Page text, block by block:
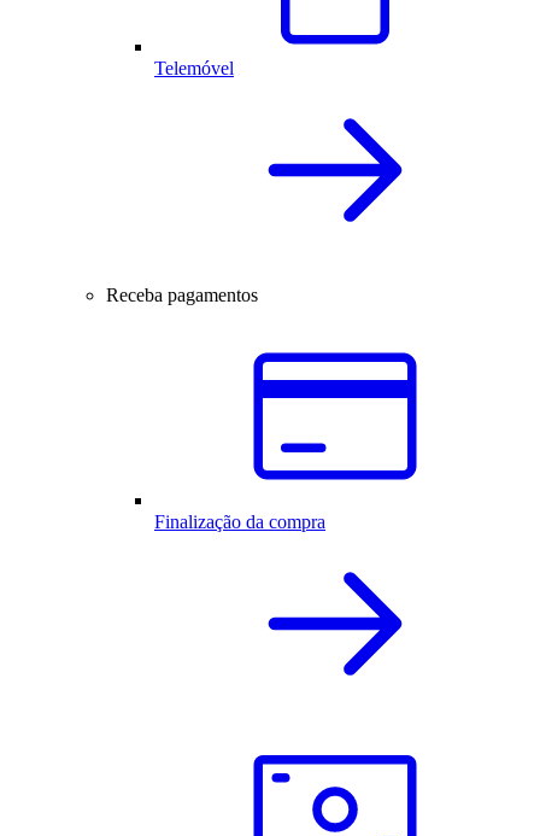
Telemóvel
Receba pagamentos
Finalização da compra